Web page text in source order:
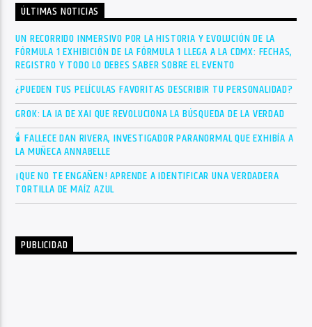
ÚLTIMAS NOTICIAS
UN RECORRIDO INMERSIVO POR LA HISTORIA Y EVOLUCIÓN DE LA
FÓRMULA 1 EXHIBICIÓN DE LA FÓRMULA 1 LLEGA A LA CDMX: FECHAS,
REGISTRO Y TODO LO DEBES SABER SOBRE EL EVENTO
¿PUEDEN TUS PELÍCULAS FAVORITAS DESCRIBIR TU PERSONALIDAD?
GROK: LA IA DE XAI QUE REVOLUCIONA LA BÚSQUEDA DE LA VERDAD
🕯 FALLECE DAN RIVERA, INVESTIGADOR PARANORMAL QUE EXHIBÍA A
LA MUÑECA ANNABELLE
¡QUE NO TE ENGAÑEN! APRENDE A IDENTIFICAR UNA VERDADERA
TORTILLA DE MAÍZ AZUL
PUBLICIDAD